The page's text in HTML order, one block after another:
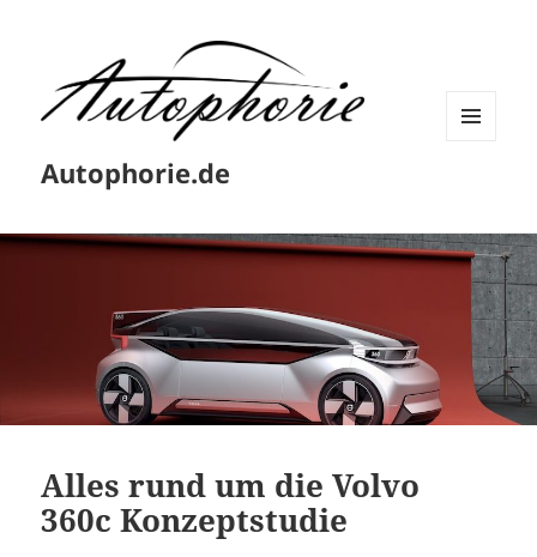
Autophorie.de
Alles rund um die Volvo
360c Konzeptstudie